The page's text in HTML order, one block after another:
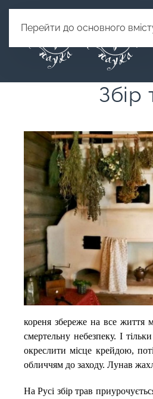
Перейти до основного
Збір
кореня збереже на все життя
смертельну небезпеку. І
окреслити місце крейдою,
обличчям до заходу. Лунав
На Русі збір трав